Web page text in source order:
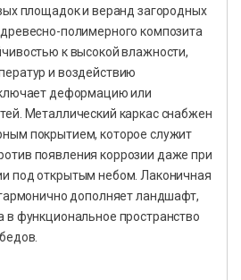
площадок и веранд загородных
полимерного композита
к высокой влажности,
и воздействию
деформацию или
Металлический каркас снабжен
покрытием, которое служит
появления коррозии даже при
под открытым небом. Лаконичная
дополняет ландшафт,
в функциональное пространство